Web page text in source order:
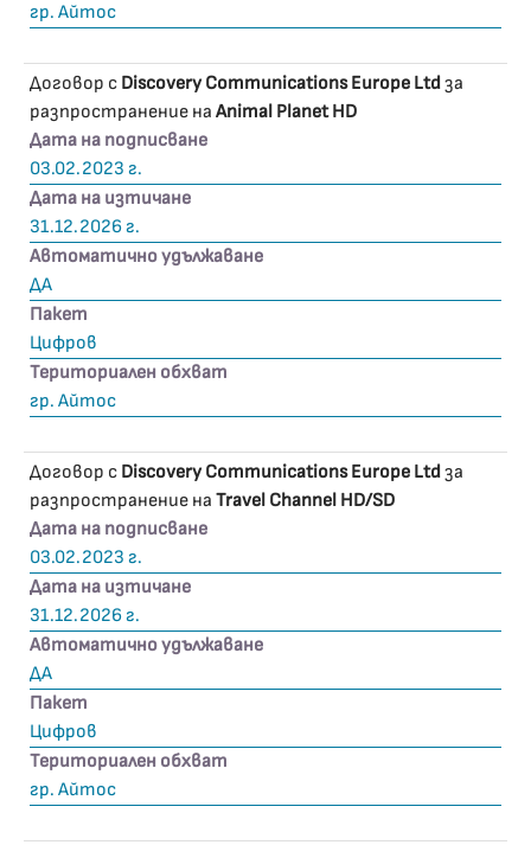
гр. Айтос
Договор с Discovery Communications Europe Ltdза
разпространение на Animal Planet HD
Дата на подписване
03.02.2023 г.
Дата на изтичане
31.12.2026 г.
Автоматично удължаване
ДА
Пакет
Цифров
Териториален обхват
гр. Айтос
Договор с Discovery Communications Europe Ltdза
разпространение на Travel Channel HD/SD
Дата на подписване
03.02.2023 г.
Дата на изтичане
31.12.2026 г.
Автоматично удължаване
ДА
Пакет
Цифров
Териториален обхват
гр. Айтос